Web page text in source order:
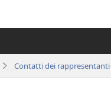
Contatti dei rappresentanti